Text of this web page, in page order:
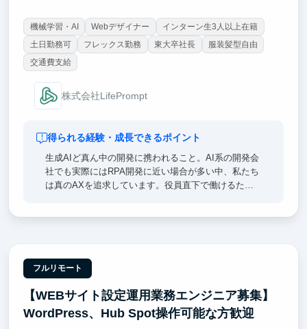
機械学習・AI Webデザイナー
インターン生3人以上在籍
土日勤務可
フレックス勤務 東大卒社長
服装髪型自由
交通費支給
株式会社LifePrompt
得られる経験・成長できるポイント
生成AIど真ん中の開発に携われること。AI系の開発会
社でも実際にはRPA開発に近い場合が多い中、私たち
は真のAXを追求しています。役員直下で働けるた
にはCursor、Claude Code、Devinなど最新AIツールを
使い倒します。withAIでの開発生産性の高さを一緒に
探求しましょう。
フルリモート
【WEBサイト設定運用業務エンジニア募集】
WordPress、Hub Spot操作可能な方歓迎